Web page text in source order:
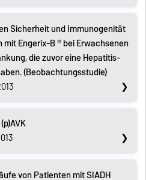
Sicherheit und Immunogenität
mit Engerix-B ® bei Erwachsenen
die zuvor eine Hepatitis-
(Beobachtungsstudie)
von Patienten mit SIADH